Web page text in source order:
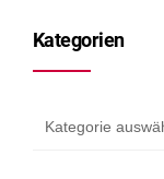
Kategorien